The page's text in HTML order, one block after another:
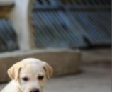
av snabb och
vägassistans akut.
i Dalarna är
än bara en
handlar om